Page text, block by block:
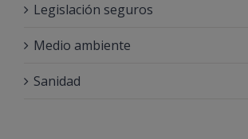
Legislación seguros
Medio ambiente
Sanidad